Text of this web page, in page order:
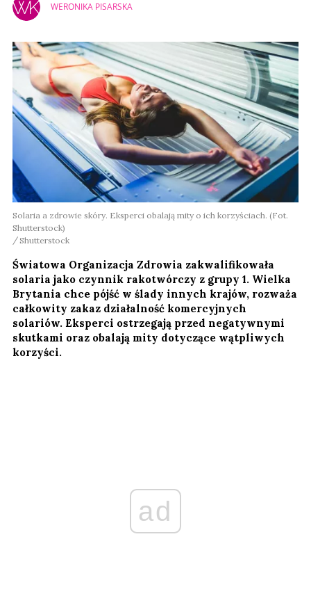
WERONIKA PISARSKA
Solaria a zdrowie skóry. Eksperci obalają mity o ich korzyściach. (Fot.
Shutterstock)
Shutterstock
Światowa Organizacja Zdrowia zakwalifikowała
solaria jako czynnik rakotwórczy z grupy 1. Wielka
Brytania chce pójść w ślady innych krajów, rozważa
całkowity zakaz działalność komercyjnych
solariów. Eksperci ostrzegają przed negatywnymi
skutkami oraz obalają mity dotyczące wątpliwych
korzyści.
ad